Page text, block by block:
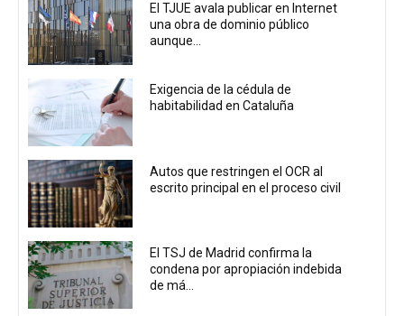
El TJUE avala publicar en Internet
una obra de dominio público
aunque...
Exigencia de la cédula de
habitabilidad en Cataluña
Autos que restringen el OCR al
escrito principal en el proceso civil
El TSJ de Madrid confirma la
condena por apropiación indebida
de má...